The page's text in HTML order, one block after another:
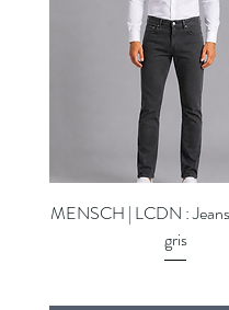
MENSCH | LCDN :
gris